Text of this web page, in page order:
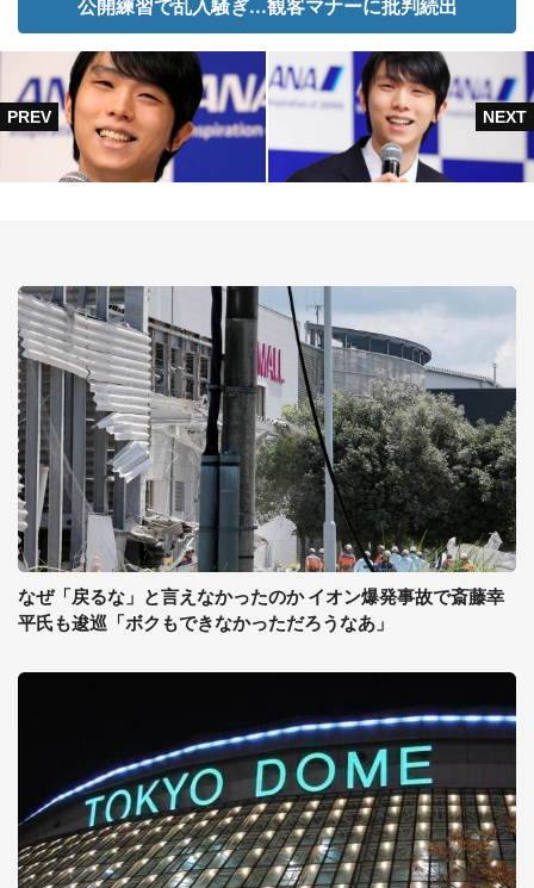
公開練習で乱入騒ぎ...観客マナーに批判続出
なぜ「戻るな」と言えなかったのか イオン爆発事故で斎藤幸
平氏も逡巡「ボクもできなかっただろうなあ」